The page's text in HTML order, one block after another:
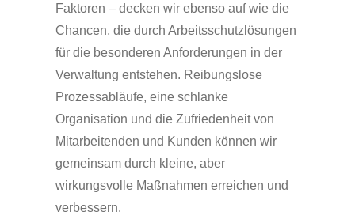
Faktoren – decken wir ebenso auf wie die
Chancen, die durch Arbeitsschutzlösungen
für die besonderen Anforderungen in der
Verwaltung entstehen. Reibungslose
Prozessabläufe, eine schlanke
Organisation und die Zufriedenheit von
Mitarbeitenden und Kunden können wir
gemeinsam durch kleine, aber
wirkungsvolle Maßnahmen erreichen und
verbessern.